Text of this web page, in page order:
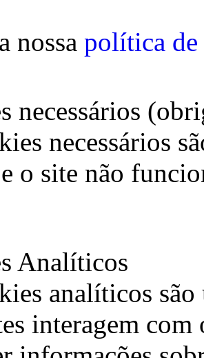
nossa política de
necessários
necessários
o site não
Analíticos
analíticos são
interagem com